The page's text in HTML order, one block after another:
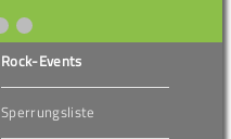
Rock-Events
Sperrungsliste